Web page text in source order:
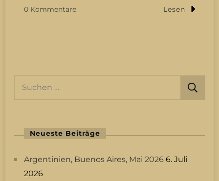
0 KommentareZu
Lesen
Suchen
Neueste Beiträge
Argentinien, Buenos Aires, Mai 2026 6. Juli
2026